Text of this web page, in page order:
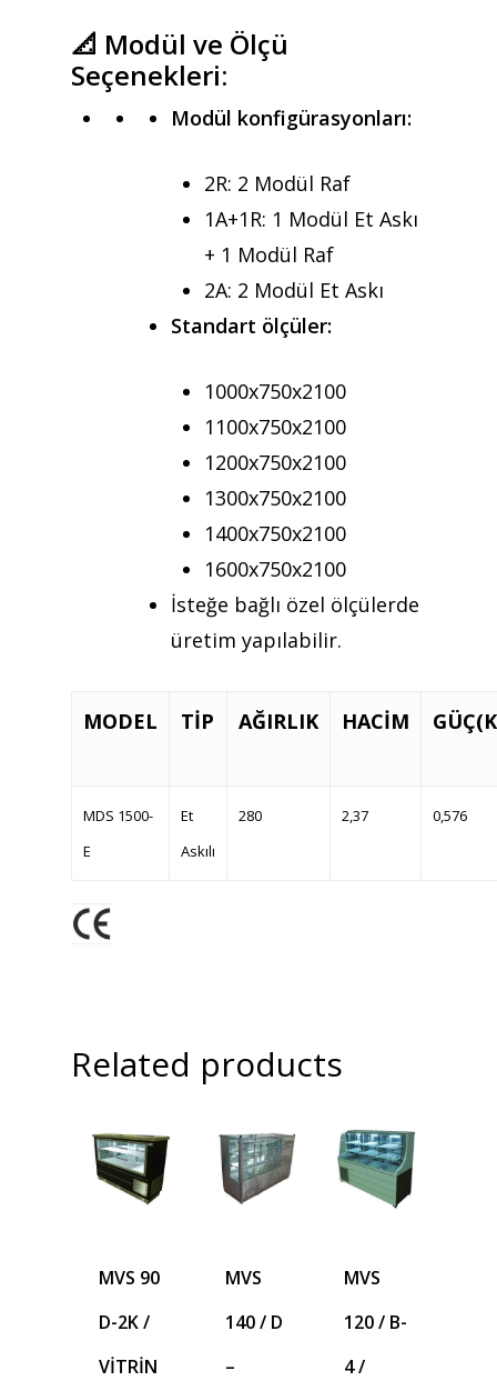
📐 Modül ve Ölçü
Seçenekleri:
Modül konfigürasyonları:
2R: 2 Modül Raf
1A+1R: 1 Modül Et Askı
+ 1 Modül Raf
2A: 2 Modül Et Askı
Standart ölçüler:
1000x750x2100
1100x750x2100
1200x750x2100
1300x750x2100
1400x750x2100
1600x750x2100
İsteğe bağlı özel ölçülerde
üretim yapılabilir.
MODEL TİP AĞIRLIK HACİM
MDS 1500-
E
Et
Askılı
280 2,37 0,576
Related products
MVS 90
D-2K /
VİTRİN
MVS
140 / D
–
MVS
120 / B-
4 /